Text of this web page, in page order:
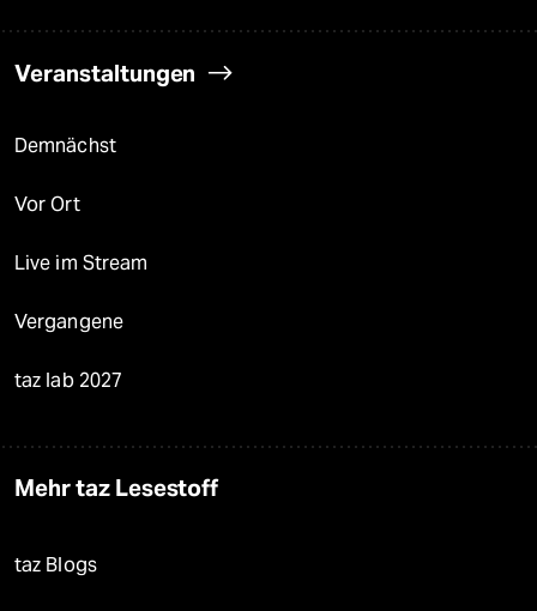
Veranstaltungen
Demnächst
Vor Ort
Live im Stream
Vergangene
taz lab 2027
Mehr taz Lesestoff
taz Blogs